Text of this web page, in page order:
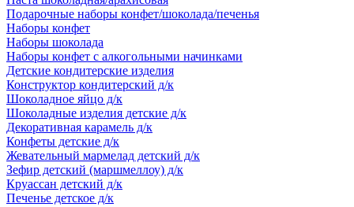
Подарочные наборы конфет/шоколада/печенья
Наборы конфет
Наборы шоколада
Наборы конфет с алкогольными начинками
Детские кондитерские изделия
Конструктор кондитерский д/к
Шоколадное яйцо д/к
Шоколадные изделия детские д/к
Декоративная карамель д/к
Конфеты детские д/к
Жевательный мармелад детский д/к
Зефир детский (маршмеллоу) д/к
Круассан детский д/к
Печенье детское д/к